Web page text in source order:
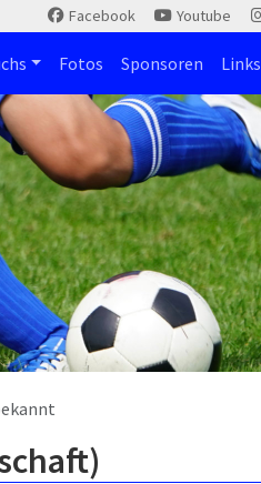
Facebook Youtube
Fotos Sponsoren Links